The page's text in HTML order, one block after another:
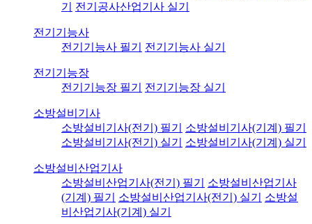
기
전기공사산업기사 실기
전기기능사
전기기능사 필기
전기기능사 실기
전기기능장
전기기능장 필기
전기기능장 실기
소방설비기사
소방설비기사(전기) 필기
소방설비기사(기계) 필기
소방설비기사(전기) 실기
소방설비기사(기계) 실기
소방설비산업기사
소방설비산업기사(전기) 필기
소방설비산업기사
(기계) 필기
소방설비산업기사(전기) 실기
소방설
비산업기사(기계) 실기